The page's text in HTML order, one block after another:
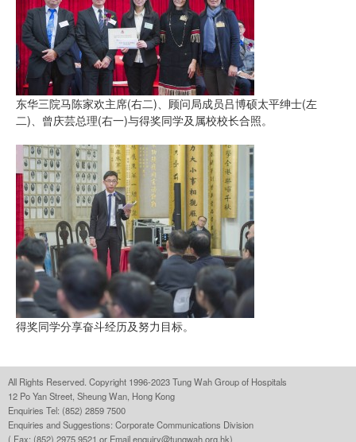
东华三院马陈家欢主席(右二)、顾问局成员吕博硕太平绅士(左
二)、曾庆芸总理(右一)与得奖同学及属校校长合照。
得奖同学分享奋斗经历及努力目标。
All Rights Reserved. Copyright 1996-2023 Tung Wah Group of Hospitals
12 Po Yan Street, Sheung Wan, Hong Kong
Enquiries Tel: (852) 2859 7500
Enquiries and Suggestions: Corporate Communications Division
( Fax: (852) 2975 9521 or Emailenquiry@tungwah.org.hk)